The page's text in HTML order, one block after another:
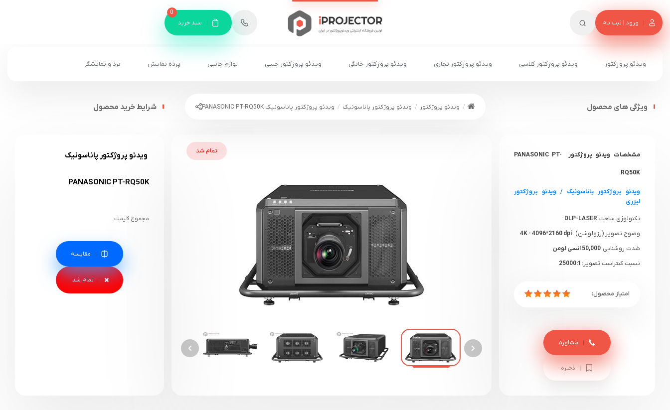
ورود | ثبت نام
8
سبد خرید
0
ویدئو پروژکتور ویدئو پروژکتور کلاسی ویدئو پروژکتور تجاری ویدئو پروژکتور خانگی ویدئو پروژکتور جیبی لوازم جانبی پرده نمایش برد و نمایشگر
ویدئو پروژکتور ویدئو پروژکتور پاناسونیک ویدئو پروژکتور پاناسونیک PANASONIC PT-RQ50K
تمام شد
شرایط خرید محصول
ویدئو پروژکتور پاناسونیک
PANASONIC PT-RQ50K
مجموع قیمت
مقایسه
ویژگی های محصول
مشخصات ویدئو پروژکتور PANASONIC PT-
RQ50K
ویدئو پروژکتور پاناسونیک/ ویدئو پروژکتور
لیزری
تکنولوژی ساخت:DLP-LASER
وضوح تصویر (رزولوشن) :4K - 4096*2160 dpi
شدت روشنایی:50,000 انسی لومن
نسبت کنتراست تصویر:
ذخیره
مشاوره